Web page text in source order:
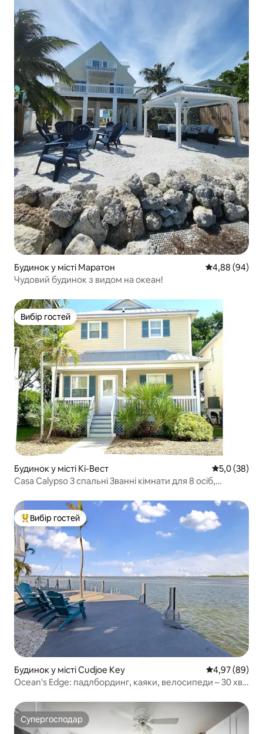
Будинок у місті Маратон Середня
4,88 (94)
Чудовий будинок з видом на океан!
Вибір гостей
Вибір гостей
Будинок у місті Кі-Вест Середня
5,0 (38)
Casa Calypso 3 спальні 3ванні кімнати для 8 осіб,
Топ вибір гостей
Вибір гостей
Будинок у місті Cudjoe Key Середня
4,97 (89)
Ocean's Edge: падлбординг, каяки, велосипеди – 30 хв.
Супергосподар
Супергосподар